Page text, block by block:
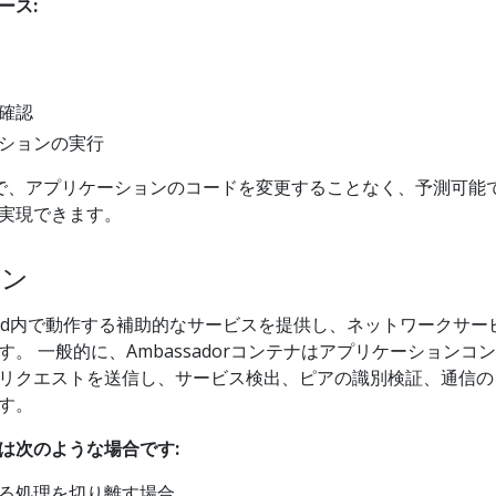
ス:
認
ョンの実行
アプリケーションのコードを変更することなく、予測可能
現できます。
で動作する補助的なサービスを提供し、ネットワークサー
。 一般的に、Ambassadorコンテナはアプリケーションコン
クエストを送信し、サービス検出、ピアの識別検証、通信の
次のような場合です: